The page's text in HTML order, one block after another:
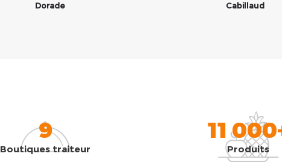
Dorade Cabillaud
9
Boutiques traiteur
11
Produits